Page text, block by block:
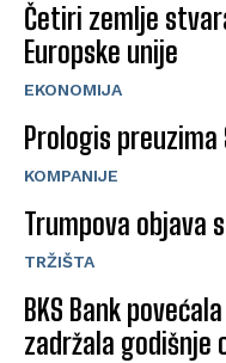
Četiri zemlje
Europske unije
EKONOMIJA
Prologis
KOMPANIJE
Trumpova objava
TRŽIŠTA
BKS Bank
zadržala godišnje